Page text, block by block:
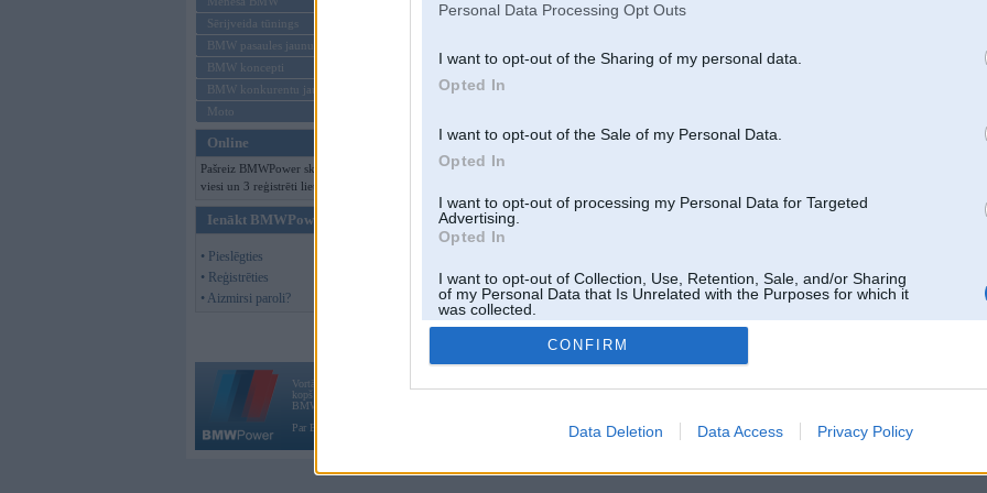
Personal Data Processing Opt Outs
I want to opt-out of the Sharing of my personal data.
Opted In
I want to opt-out of the Sale of my Personal Data.
Opted In
I want to opt-out of processing my Personal Data for Targeted
Advertising.
Opted In
I want to opt-out of Collection, Use, Retention, Sale, and/or Sharing
of my Personal Data that Is Unrelated with the Purposes for which it
was collected.
Opted Out
CONFIRM
Data Deletion Data Access Privacy Policy
Sērijveida tūnings
BMW pasaules jaunumi
BMW koncepti
BMW konkurentu jaunumi
Moto
Online
Pašreiz BMWPower skatās 101
viesi un 3 reģistrēti lietotāji.
Ienākt BMWPower
• Pieslēgties
• Reģistrēties
• Aizmirsi paroli?
Vortāls BMWPower.lv darbojas
kopš 2002. gada 14. maija. Tas nav auto klubs un nav saistīts ar
BMW AG.
Par BMWPower